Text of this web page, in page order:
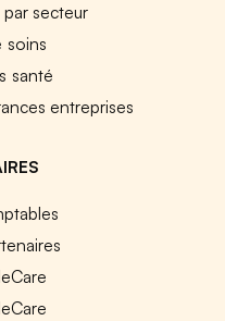
par secteur
soins
santé
entreprises